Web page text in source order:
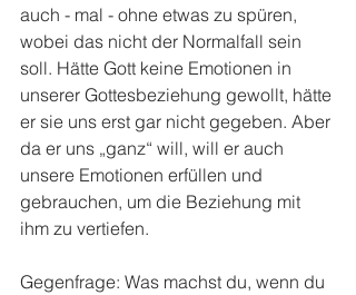
auch - mal - ohne etwas zu spüren,
wobei das nicht der Normalfall sein
soll. Hätte Gott keine Emotionen in
unserer Gottesbeziehung gewollt, hätte
er sie uns erst gar nicht gegeben. Aber
da er uns „ganz“ will, will er auch
unsere Emotionen erfüllen und
gebrauchen, um die Beziehung mit
ihm zu vertiefen.
Gegenfrage: Was machst du, wenn du